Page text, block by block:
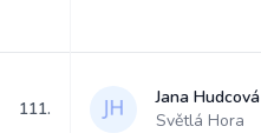
111.
Jana Hudcová
Světlá Hora